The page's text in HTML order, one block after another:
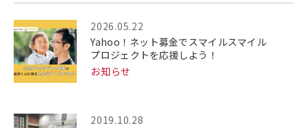
2026.05.22
Yahoo！ネット募金でスマイルスマイル
プロジェクトを応援しよう！
お知らせ
2019.10.28